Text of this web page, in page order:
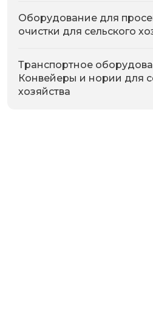
Оборудование для
очистки для сельского
Транспортное
Конвейеры и нории для
хозяйства